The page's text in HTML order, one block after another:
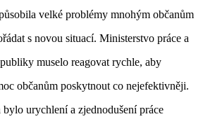
velké problémy mnohým občanům
s novou situací. Ministerstvo práce a
muselo reagovat rychle, aby
občanům poskytnout co nejefektivněji.
bylo urychlení a zjednodušení práce